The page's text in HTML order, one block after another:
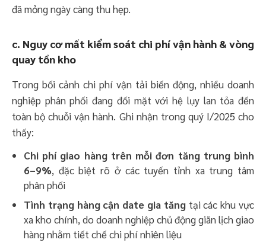
đã mỏng ngày càng thu hẹp.
c. Nguy cơ mất kiểm soát chi phí vận hành & vòng
quay tồn kho
Trong bối cảnh chi phí vận tải biến động, nhiều doanh
nghiệp phân phối đang đối mặt với hệ lụy lan tỏa đến
toàn bộ chuỗi vận hành. Ghi nhận trong quý I/2025 cho
thấy:
Chi phí giao hàng trên mỗi đơn tăng trung bình
6–9%, đặc biệt rõ ở các tuyến tỉnh xa trung tâm
phân phối
Tình trạng hàng cận date gia tăngtại các khu vực
xa kho chính, do doanh nghiệp chủ động giãn lịch giao
hàng nhằm tiết chế chi phí nhiên liệu